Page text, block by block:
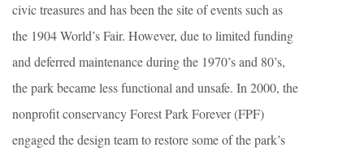
civic treasures and has been the site of events such as
the 1904 World’s Fair. However, due to limited funding
and deferred maintenance during the 1970’s and 80’s,
the park became less functional and unsafe. In 2000, the
nonprofit conservancy Forest Park Forever (FPF)
engaged the design team to restore some of the park’s